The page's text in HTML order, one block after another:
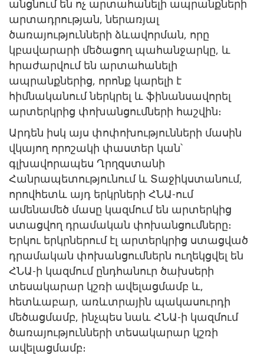
անցնում են ոչ արտահանելի ապրանքների
արտադրության, ներառյալ
ծառայությունների ձևավորման, որը
կբավարարի մեծացող պահանջարկը, և
հրաժարվում են արտահանելի
ապրանքներից, որոնք կարելի է
հիմնականում ներկրել և ֆինանսավորել
արտերկրից փոխանցումների հաշվին։
Արդեն իսկ այս փոփոխությունների մասին
վկայող որոշակի փաստեր կան՝
գլխավորապես Ղրղզստանի
Հանրապետությունում և Տաջիկստանում,
որովհետև այդ երկրների ՀՆԱ-ում
ամենամեծ մասը կազմում են արտերկից
ստացվող դրամական փոխանցումները։
Երկու երկրներում էլ արտերկրից ստացված
դրամական փոխանցումներն ուղեկցվել են
ՀՆԱ-ի կազմում ընդհանուր ծախսերի
տեսակարար կշռի ավելացմամբ և,
հետևաբար, առևտրային պակասուրդի
մեծացմամբ, ինչպես նաև ՀՆԱ-ի կազմում
ծառայությունների տեսակարար կշռի
ավելացմամբ։